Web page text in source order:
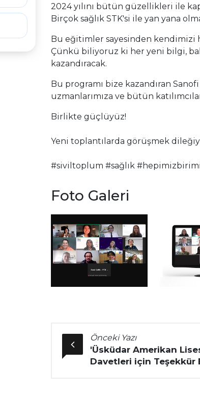
2024 yılını bütün güzellikleri ile
Birçok sağlık STK'si ile yan yana
Bu eğitimler sayesinden kendimizi
Çünkü biliyoruz ki her yeni bilgi,
kazandıracak.
Bu programı bize kazandıran
uzmanlarımıza ve bütün
Birlikte güçlüyüz!
Yeni toplantılarda görüşmek
#siviltoplum #sağlık
Foto Galeri
Önceki Yazı
'Üsküdar Amerikan
Davetleri için Teşekkür